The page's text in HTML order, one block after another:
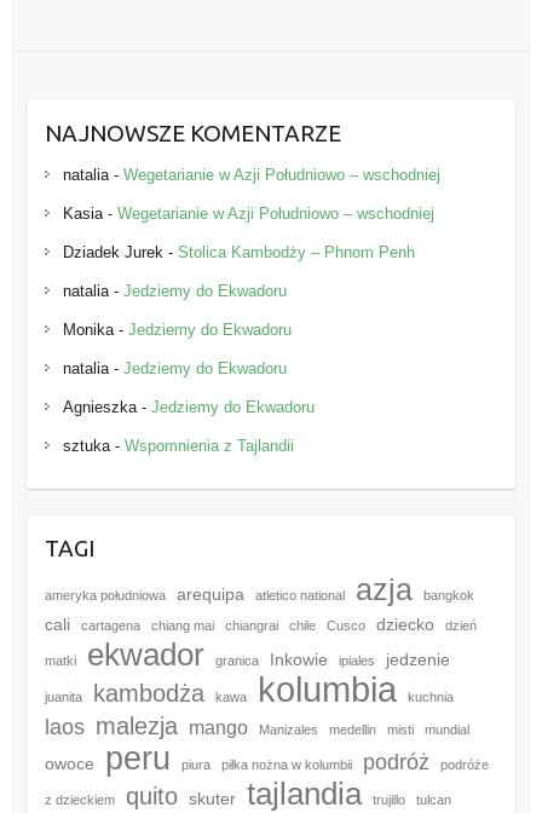
NAJNOWSZE KOMENTARZE
natalia- Wegetarianie w Azji Południowo – wschodniej
Kasia- Wegetarianie w Azji Południowo – wschodniej
Dziadek Jurek - Stolica Kambodży – Phnom Penh
natalia- Jedziemy do Ekwadoru
Monika- Jedziemy do Ekwadoru
natalia- Jedziemy do Ekwadoru
Agnieszka- Jedziemy do Ekwadoru
sztuka- Wspomnienia z Tajlandii
TAGI
ameryka południowa arequipa atletico national azja bangkok
cali cartagena chiang mai chiangrai chile Cusco dziecko dzień
matki ekwador granica Inkowie ipiales jedzenie
juanita kambodża kawa kolumbia kuchnia
laos malezja mango Manizales medellin misti mundial
owoce peru piura piłka nożna w kolumbii podróż podróże
z dzieckiem quito skuter tajlandia trujillo tulcan